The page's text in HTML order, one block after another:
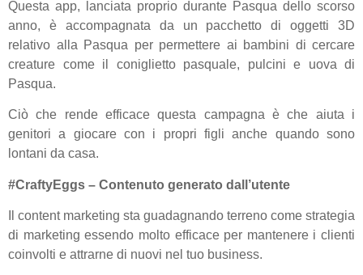
Questa app, lanciata proprio durante Pasqua dello scorso
anno, è accompagnata da un pacchetto di oggetti 3D
relativo alla Pasqua per permettere ai bambini di cercare
creature come il coniglietto pasquale, pulcini e uova di
Pasqua.
Ciò che rende efficace questa campagna è che aiuta i
genitori a giocare con i propri figli anche quando sono
lontani da casa.
#CraftyEggs – Contenuto generato dall’utente
Il content marketing sta guadagnando terreno come strategia
di marketing essendo molto efficace per mantenere i clienti
coinvolti e attrarne di nuovi nel tuo business.